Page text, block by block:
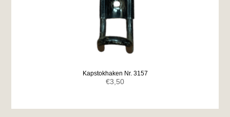
Kapstokhaken Nr. 3157
€3,50